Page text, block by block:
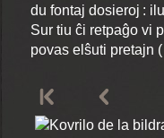
du fontaj dosieroj :
Sur tiu ĉi retpaĝo vi
povas elŝuti pretajn